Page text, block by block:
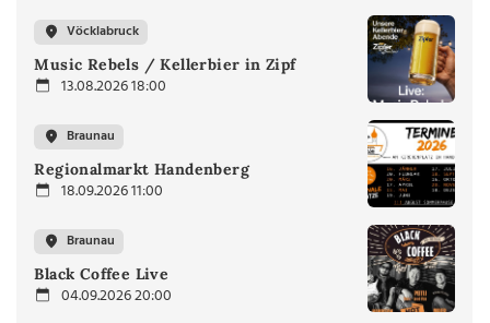
Vöcklabruck
Music Rebels / Kellerbier in Zipf
13.08.2026 18:00
Braunau
Regionalmarkt Handenberg
18.09.2026 11:00
Braunau
Black Coffee Live
04.09.2026 20:00